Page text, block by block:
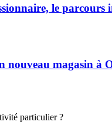
le
nouveau magasin à
particulier ?